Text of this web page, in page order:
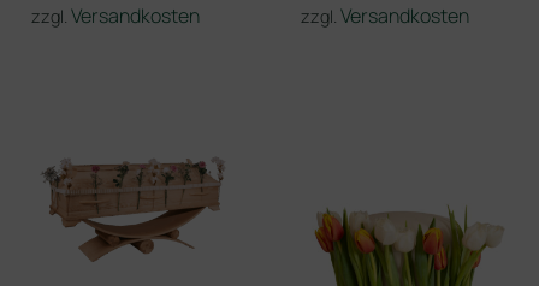
zzgl. Versandkosten zzgl. Versandkosten